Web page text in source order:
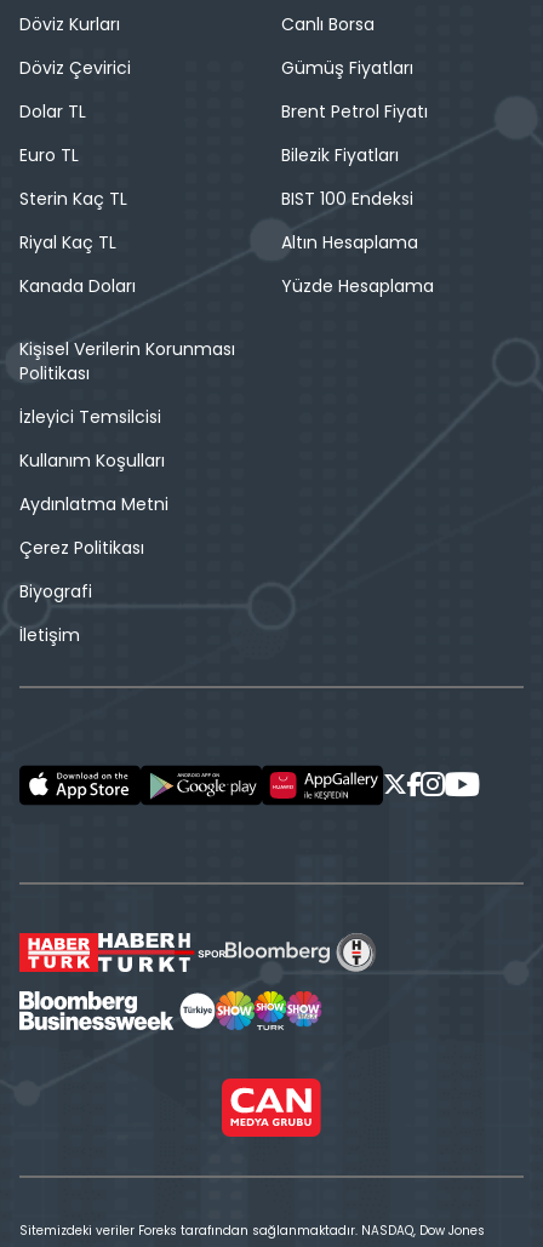
Döviz Kurları
Döviz Çevirici
Dolar TL
Euro TL
Sterin Kaç TL
Riyal Kaç TL
Kanada Doları
Canlı Borsa
Gümüş Fiyatları
Brent Petrol Fiyatı
Bilezik Fiyatları
BIST 100 Endeksi
Altın Hesaplama
Yüzde Hesaplama
Kişisel Verilerin Korunması
Politikası
İzleyici Temsilcisi
Kullanım Koşulları
Aydınlatma Metni
Çerez Politikası
Biyografi
İletişim
Sitemizdeki veriler Foreks tarafından sağlanmaktadır. NASDAQ, Dow Jones